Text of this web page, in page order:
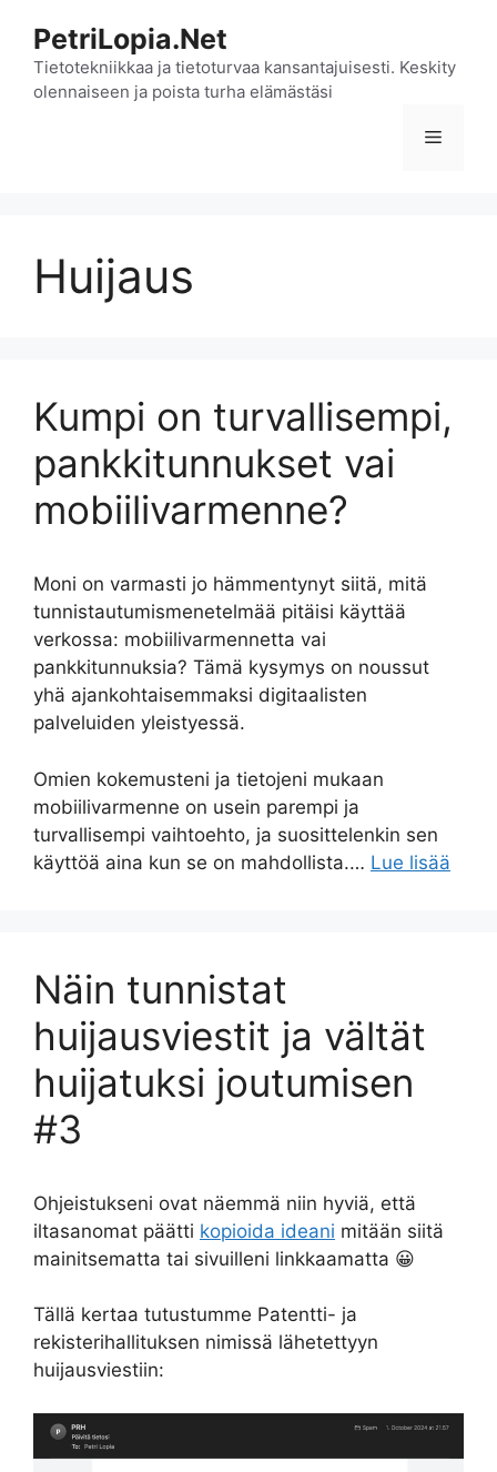
sisältöön
PetriLopia.Net
Tietotekniikkaa ja tietoturvaa kansantajuisesti. Keskity
olennaiseen ja poista turha elämästäsi
Valikko
Huijaus
Kumpi on turvallisempi,
pankkitunnukset vai
mobiilivarmenne?
Moni on varmasti jo hämmentynyt siitä, mitä
tunnistautumismenetelmää pitäisi käyttää
verkossa: mobiilivarmennetta vai
pankkitunnuksia? Tämä kysymys on noussut
yhä ajankohtaisemmaksi digitaalisten
palveluiden yleistyessä.
Omien kokemusteni ja tietojeni mukaan
mobiilivarmenne on usein parempi ja
turvallisempi vaihtoehto, ja suosittelenkin sen
käyttöä aina kun se on mahdollista.… Lue lisää
Näin tunnistat
huijausviestit ja vältät
huijatuksi joutumisen
#3
Ohjeistukseni ovat näemmä niin hyviä, että
iltasanomat päätti kopioida ideani mitään siitä
mainitsematta tai sivuilleni linkkaamatta 😀
Tällä kertaa tutustumme Patentti- ja
rekisterihallituksen nimissä lähetettyyn
huijausviestiin: